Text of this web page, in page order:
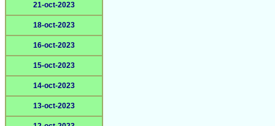
21-oct-2023
18-oct-2023
16-oct-2023
15-oct-2023
14-oct-2023
13-oct-2023